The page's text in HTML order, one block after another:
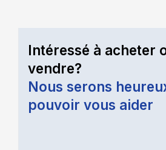
Intéressé à acheter
vendre?
Nous serons
pouvoir vous aider